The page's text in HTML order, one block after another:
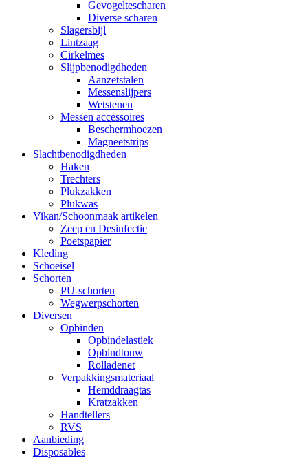
Gevogeltescharen
Diverse scharen
Slagersbijl
Lintzaag
Cirkelmes
Slijpbenodigdheden
Aanzetstalen
Messenslijpers
Wetstenen
Messen accessoires
Beschermhoezen
Magneetstrips
Slachtbenodigdheden
Haken
Trechters
Plukzakken
Plukwas
Vikan/Schoonmaak artikelen
Zeep en Desinfectie
Poetspapier
Kleding
Schoeisel
Schorten
PU-schorten
Wegwerpschorten
Diversen
Opbinden
Opbindelastiek
Opbindtouw
Rolladenet
Verpakkingsmateriaal
Hemddraagtas
Kratzakken
Handtellers
RVS
Aanbieding
Disposables